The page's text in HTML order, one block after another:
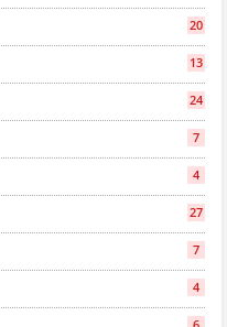
20
13
24
7
4
27
7
4